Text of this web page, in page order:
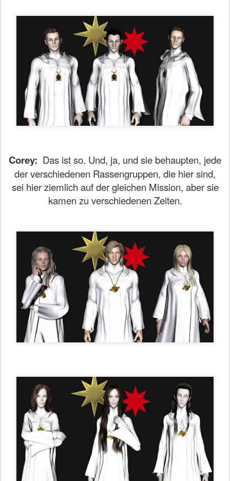
Corey: Das ist so. Und, ja, und sie behaupten, jede
der verschiedenen Rassengruppen, die hier sind,
sei hier ziemlich auf der gleichen Mission, aber sie
kamen zu verschiedenen Zeiten.